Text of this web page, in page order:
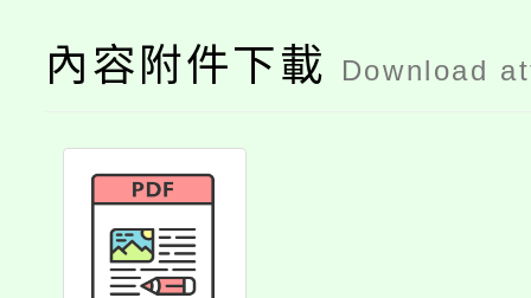
內容附件下載 Download